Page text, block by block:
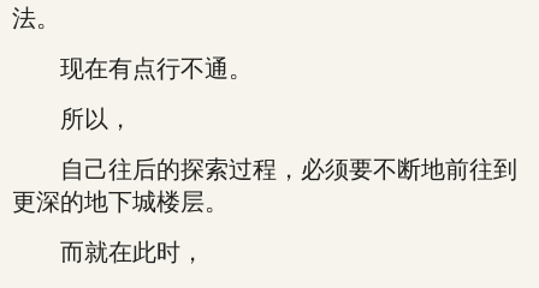
法。
现在有点行不通。
所以，
自己往后的探索过程，必须要不断地前往到
更深的地下城楼层。
而就在此时，